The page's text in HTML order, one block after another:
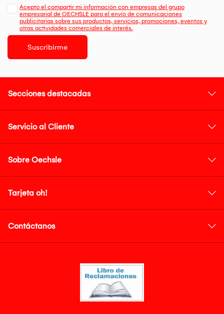
Acepto el compartir mi información con empresas del grupo
empresarial de OECHSLE para el envío de comunicaciones
publicitarias sobre sus productos, servicios, promociones, eventos y
otras actividades comerciales de interés.
Suscribirme
Secciones destacadas
Servicio al Cliente
Sobre Oechsle
Tarjeta oh!
Contáctanos